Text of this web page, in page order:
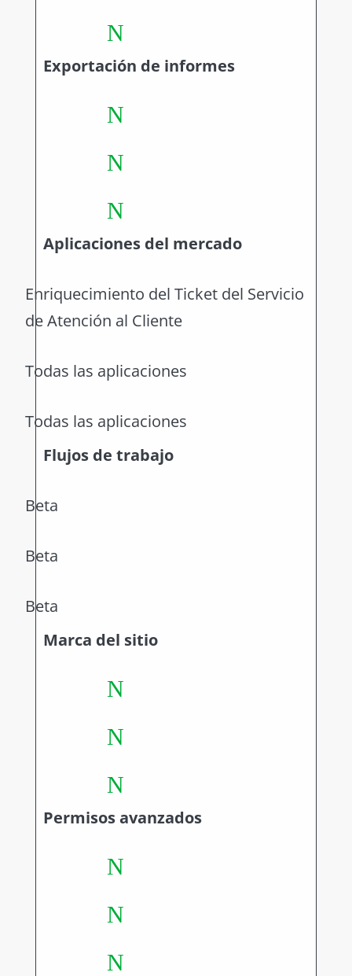
N
Exportación de informes
N
N
N
Aplicaciones del mercado
Enriquecimiento del Ticket del Servicio
de Atención al Cliente
Todas las aplicaciones
Todas las aplicaciones
Flujos de trabajo
Beta
Beta
Beta
Marca del sitio
N
N
N
Permisos avanzados
N
N
N